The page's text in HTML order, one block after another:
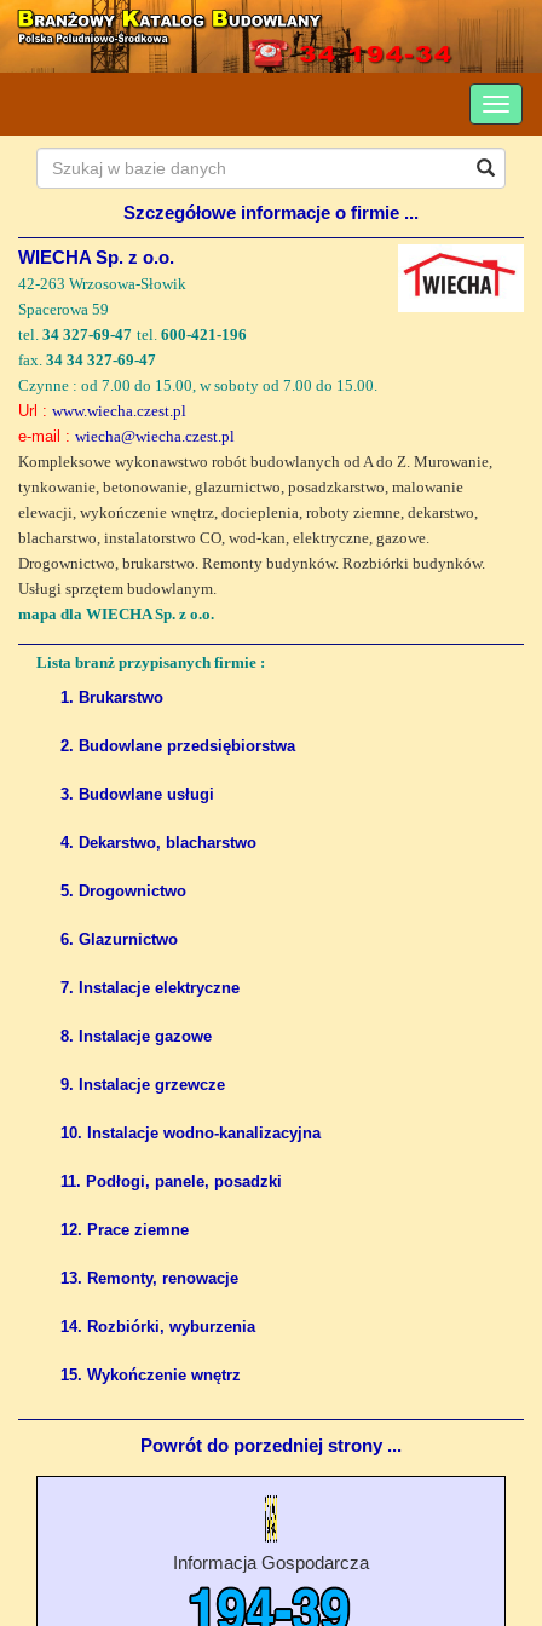
Szczegółowe informacje o firmie ...
WIECHA Sp. z o.o.
42-263 Wrzosowa-Słowik
Spacerowa 59
tel. 34 327-69-47 tel. 600-421-196
fax. 34 34 327-69-47
Czynne : od 7.00 do 15.00, w soboty od 7.00 do 15.00.
Url : www.wiecha.czest.pl
e-mail : wiecha@wiecha.czest.pl
Kompleksowe wykonawstwo robót budowlanych od A do Z. Murowanie,
tynkowanie, betonowanie, glazurnictwo, posadzkarstwo, malowanie
elewacji, wykończenie wnętrz, docieplenia, roboty ziemne, dekarstwo,
blacharstwo, instalatorstwo CO, wod-kan, elektryczne, gazowe.
Drogownictwo, brukarstwo. Remonty budynków. Rozbiórki budynków.
Usługi sprzętem budowlanym.
mapa dla WIECHA Sp. z o.o.
Lista branż przypisanych firmie :
1. Brukarstwo
2. Budowlane przedsiębiorstwa
3. Budowlane usługi
4. Dekarstwo, blacharstwo
5. Drogownictwo
6. Glazurnictwo
7. Instalacje elektryczne
8. Instalacje gazowe
9. Instalacje grzewcze
10. Instalacje wodno-kanalizacyjna
11. Podłogi, panele, posadzki
12. Prace ziemne
13. Remonty, renowacje
14. Rozbiórki, wyburzenia
15. Wykończenie wnętrz
Powrót do porzedniej strony ...
Informacja Gospodarcza